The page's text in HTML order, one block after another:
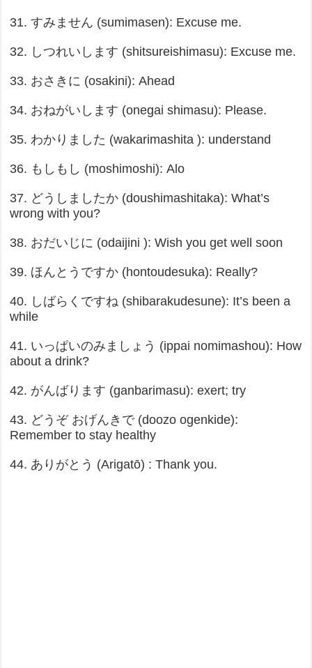
31. すみません (sumimasen): Excuse me.
32. しつれいします (shitsureishimasu): Excuse me.
33. おさきに (osakini): Ahead
34. おねがいします (onegai shimasu): Please.
35. わかりました (wakarimashita ): understand
36. もしもし (moshimoshi): Alo
37. どうしましたか (doushimashitaka): What’s
wrong with you?
38. おだいじに (odaijini ): Wish you get well soon
39. ほんとうですか (hontoudesuka): Really?
40. しばらくですね (shibarakudesune): It’s been a
while
41. いっぱいのみましょう (ippai nomimashou): How
about a drink?
42. がんばります (ganbarimasu): exert; try
43. どうぞ おげんきで (doozo ogenkide):
Remember to stay healthy
44. ありがとう (Arigatō) : Thank you.